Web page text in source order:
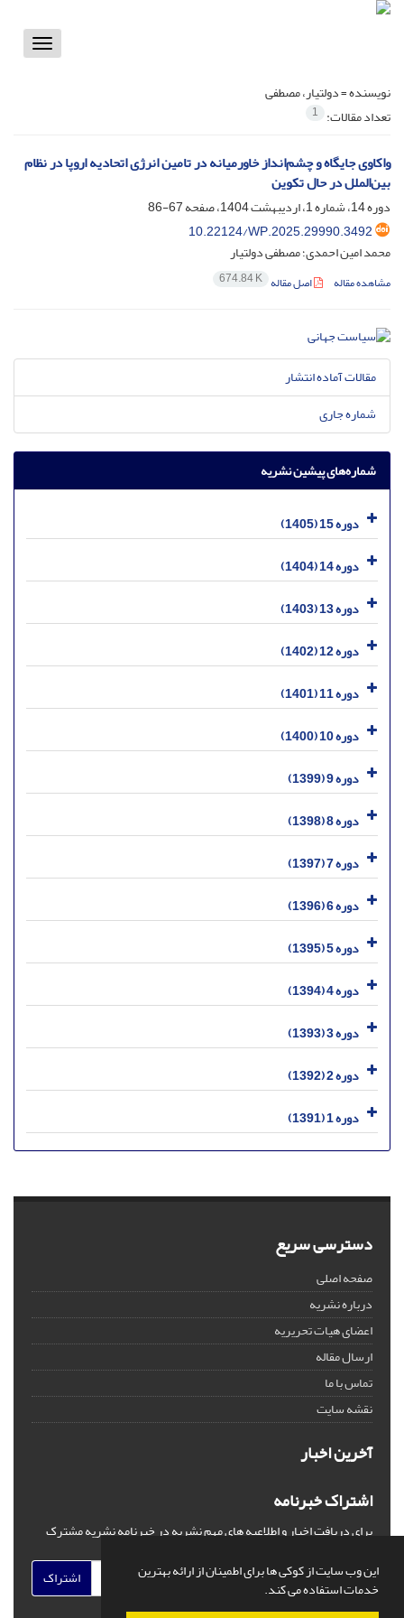
این وب سایت از کوکی ها برای اطمینان از ارائه بهترین
خدمات استفاده می کند.
Toggle
نویسنده =دولتیار، مصطفی
تعداد مقالات: 1
واکاوی جایگاه و چشم‌انداز خاورمیانه در تامین انرژی اتحادیه اروپا در نظام
بین‌الملل در حال تکوین
دوره 14، شماره 1، اردیبهشت 1404، صفحه
67-86
10.22124/WP.2025.29990.3492
محمد امین احمدی؛ مصطفی دولتیار
مشاهده مقاله اصل مقاله 674.84 K
مقالات آماده انتشار
شماره جاری
شماره‌های پیشین نشریه
دوره 15 (1405)
دوره 14 (1404)
دوره 13 (1403)
دوره 12 (1402)
دوره 11 (1401)
دوره 10 (1400)
دوره 9 (1399)
دوره 8 (1398)
دوره 7 (1397)
دوره 6 (1396)
دوره 5 (1395)
دوره 4 (1394)
دوره 3 (1393)
دوره 2 (1392)
دوره 1 (1391)
دسترسی سریع
صفحه اصلی
درباره نشریه
اعضای هیات تحریریه
ارسال مقاله
تماس با ما
نقشه سایت
آخرین اخبار
اشتراک خبرنامه
برای دریافت اخبار و اطلاعیه های مهم نشریه در خبرنامه نشریه مشترک
اشتراک